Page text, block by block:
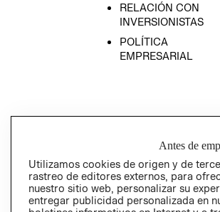
RELACIÓN CON
INVERSIONISTAS
POLÍTICA
EMPRESARIAL
Antes de
Utilizamos cookies de origen y de
rastreo de editores externos, para
nuestro sitio web, personalizar su
entregar publicidad personalizada en